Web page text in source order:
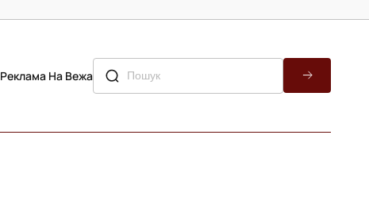
Реклама На Вежа